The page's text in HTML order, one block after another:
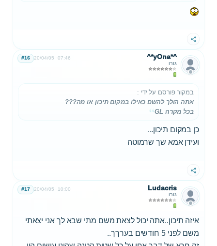
שתף
^*yOna*^
גורו
20/04/05 07:46
#16
במקור פורסם על ידי :
אתה הולך להשם כאילו במקום תיכון או מה???
בכל מקרה GL
כן במקום תיכון...
ועידן אמא שך שרמוטה
שתף
Ludacris
גורו
20/04/05 10:00
#17
איזה תיכון..אתה יכול לצאת משם מתי שבא לך אני יצאתי
משם לפני 5 חודשים בערךך..